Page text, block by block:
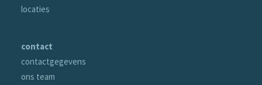
locaties
contact
contactgegevens
ons team